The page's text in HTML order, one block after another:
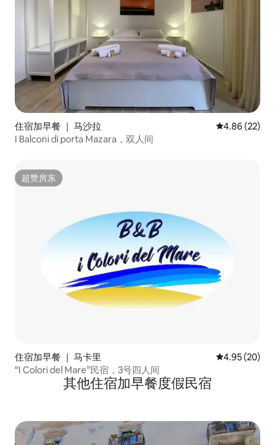
住宿加早餐 ｜ 马沙拉 平均评分
4.86 (22)
I Balconi di porta Mazara，双人间
超赞房东
超赞房东
住宿加早餐 ｜ 马卡里 平均评分
4.95 (20)
“I Colori del Mare”民宿，3号四人间
其他住宿加早餐度假民宿